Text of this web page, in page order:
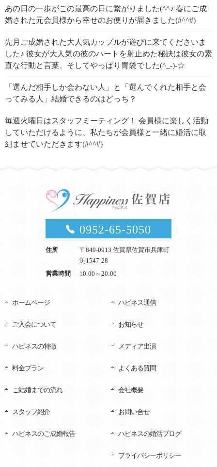
あの日の一歩がこの最高の日に繋がりました(^^♪ 春にご成
婚された元会員様から幸せのお便りが届きました(#^^#)
先月ご成婚された大人気カップルが遊びに来てくださいま
した♪ 彼女が大人気の彼のハートを射止めた秘訣は彼女の素
直な行動と言葉、そしてやっぱり胃袋でした(^_-)-☆
「選んだ相手しか会わない人」と「選んでくれた相手と会
ってみる人」結婚できるのはどっち？
毎週火曜日はスタッフミーティング！ 会員様に楽しく活動
していただけるように、私たちが会員様と一緒に婚活に取
組ませていただきます(#^^#)
0952-65-5050
住所
〒849-0913 佐賀県佐賀市兵庫町
渕1547-28
営業時間
10:00～20:00
ホームページ
ご入会について
ハピネスの特徴
料金プラン
ご結婚までの流れ
スタッフ紹介
ハピネスのご成婚報告
ハピネス通信
お知らせ
メディア出演
よくある質問
会社概要
お問い合せ
ハピネスの婚活ブログ
プライバシーポリシー